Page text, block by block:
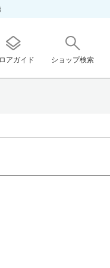
アガイド ショップ検索